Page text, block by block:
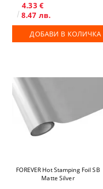
4.33 €
8.47 лв.
ДОБАВИ В КОЛИЧКА
FOREVER Hot Stamping Foil SB
Matte Silver